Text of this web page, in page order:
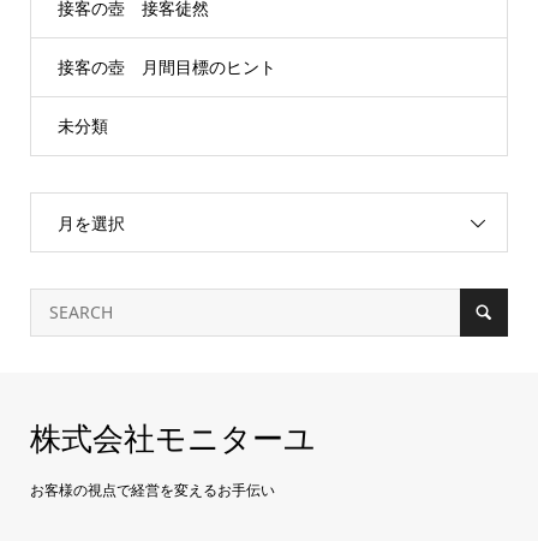
接客の壺 接客徒然
接客の壺 月間目標のヒント
未分類
月を選択
株式会社モニターユ
お客様の視点で経営を変えるお手伝い